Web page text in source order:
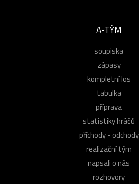
A-TÝM
soupiska
zápasy
kompletní los
tabulka
příprava
statistiky hráčů
příchody - odchody
realizační tým
napsali o nás
rozhovory